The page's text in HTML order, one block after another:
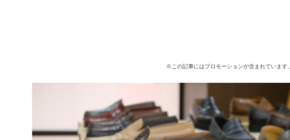
※この記事にはプロモーションが含まれています。